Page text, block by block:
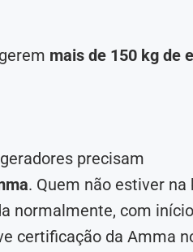
mais de 150 kg de
precisam
. Quem não estiver na
normalmente, com
certificação da Amma